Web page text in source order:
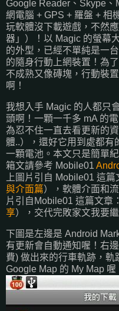
Google Reader、Skype、
網電腦 + GPS + 羅盤 + 相
玩軟體沒下載遊戲，不然
器」）！以 Magic 的螢幕
的外型，已經不單純是一
的隨身行動上網裝置！為
不成熟又像磚塊，行動裝
啊！
我想入手 Magic 的人都只
頭啊！一顆一千多 mA 的
為忍不住一直去看更新的
體..），還好它用到處都有
一顆電池。本文只是簡單
箱文請參考 Mobile01
上圖片引自 Mobile01 這篇
與介面篇），軟體介面和
片引自Mobile01 這篇文章：
享），交代完敗家文我要
下圖是左邊是 Android
有更新會自動通知喔！右
費) 做出來的行車軌跡，
Google Map 的 My Map 喔